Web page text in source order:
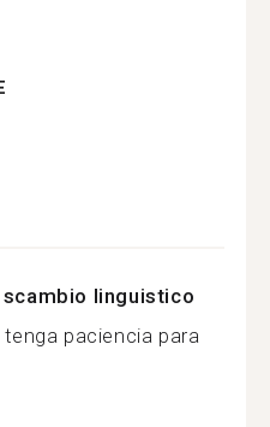
linguistico
paciencia para